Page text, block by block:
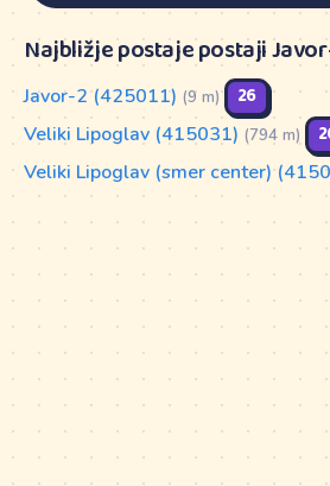
Najbližje postaje postaji
Javor-2 (425011) (9 m) 26
Veliki Lipoglav (415031) (794 m)
Veliki Lipoglav (smer center)